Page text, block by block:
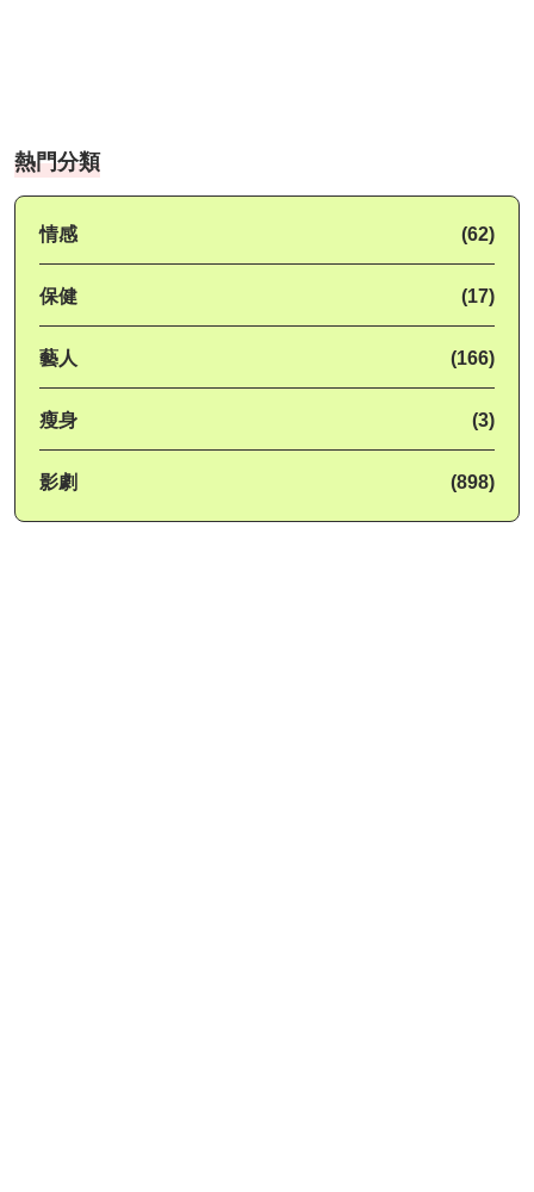
熱門分類
情感 (62)
保健 (17)
藝人 (166)
瘦身 (3)
影劇 (898)